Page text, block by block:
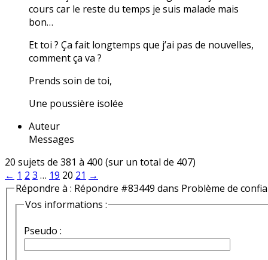
cours car le reste du temps je suis malade mais
bon…
Et toi ? Ça fait longtemps que j’ai pas de nouvelles,
comment ça va ?
Prends soin de toi,
Une poussière isolée
Auteur
Messages
20 sujets de 381 à 400 (sur un total de 407)
← 1 2 3 … 19 20 21 →
Répondre à : Répondre #83449 dans Problème de
Vos informations :
Pseudo :